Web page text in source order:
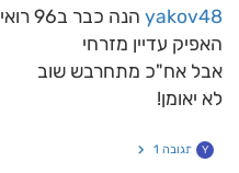
yakov48 הנה כבר ב96 רואים את ההשפעה
האפיק עדיין מזרחי
אבל אח"כ מתחרבש שוב
לא יאומן!
Y תגובה 1